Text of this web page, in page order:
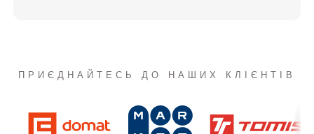
ПРИЄДНАЙТЕСЬ ДО НАШИХ КЛІЄНТІВ